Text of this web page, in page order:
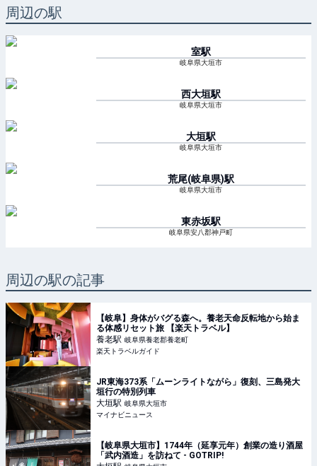
周辺の駅
室駅
岐阜県大垣市
西大垣駅
岐阜県大垣市
大垣駅
岐阜県大垣市
荒尾(岐阜県)駅
岐阜県大垣市
東赤坂駅
岐阜県安八郡神戸町
周辺の駅の記事
【岐阜】身体がバグる森へ。養老天命反転地から始ま
る体感リセット旅 【楽天トラベル】
養老駅 岐阜県養老郡養老町
楽天トラベルガイド
JR東海373系「ムーンライトながら」復刻、三島発大
垣行の特別列車
大垣駅 岐阜県大垣市
マイナビニュース
【岐阜県大垣市】1744年（延享元年）創業の造り酒屋
「武内酒造」を訪ねて - GOTRIP!